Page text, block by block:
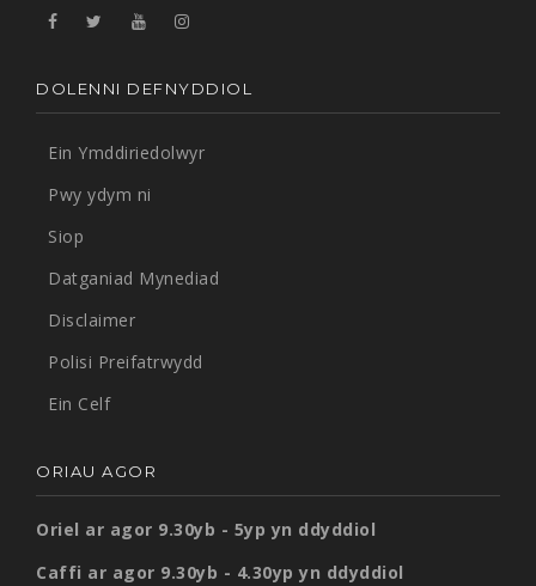
DOLENNI DEFNYDDIOL
Ein Ymddiriedolwyr
Pwy ydym ni
Siop
Datganiad Mynediad
Disclaimer
Polisi Preifatrwydd
Ein Celf
ORIAU AGOR
Oriel ar agor 9.30yb - 5yp yn ddyddiol
Caffi ar agor 9.30yb - 4.30yp yn ddyddiol